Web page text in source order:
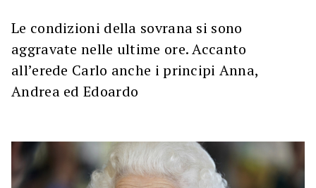
Le condizioni della sovrana si sono
aggravate nelle ultime ore. Accanto
all’erede Carlo anche i principi Anna,
Andrea ed Edoardo